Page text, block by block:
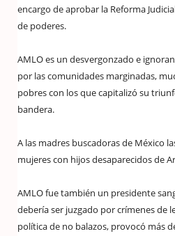
encargo de aprobar la Reforma
de poderes.
AMLO es un desvergonzado e
por las comunidades marginadas,
pobres con los que capitalizó su
bandera.
A las madres buscadoras de México
mujeres con hijos desaparecidos de
AMLO fue también un presidente
debería ser juzgado por crímenes de
política de no balazos, provocó más